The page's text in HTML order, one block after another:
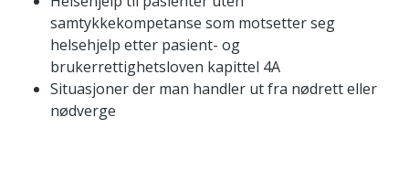
samtykkekompetanse som motsetter seg
helsehjelp etter pasient- og
brukerrettighetsloven kapittel 4A
Situasjoner der man handler ut fra nødrett eller
nødverge